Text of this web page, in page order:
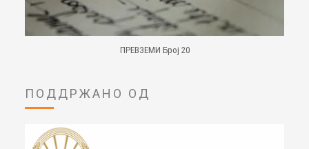
ПРЕВЗЕМИ Број 20
ПОДДРЖАНО ОД